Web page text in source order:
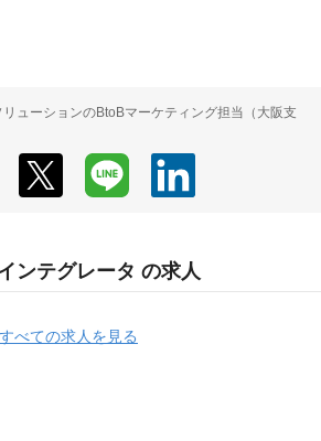
ューションのBtoBマーケティング担当（大阪支
ンテグレータ の求人
すべての求人を見る